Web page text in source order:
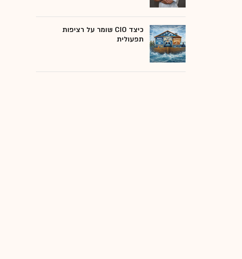
כיצד CIO שומר על רציפות
תפעולית